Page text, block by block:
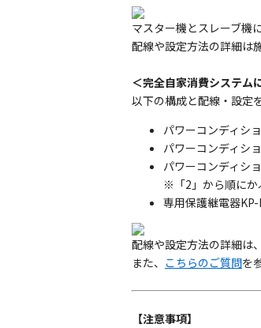
マスター機とスレーブ機
配線や設定方法の詳細は
＜完全自家消費システム
以下の構成と配線・設定
パワーコンディシ
パワーコンディシ
パワーコンディシ
※「2」から順にか
専用保護継電器
配線や設定方法の詳細は
また、 こちらのご質問を
【注意事項】